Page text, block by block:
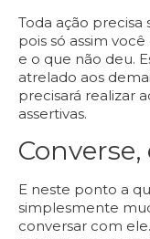
Toda ação precisa
pois só assim
e o que não deu.
atrelado aos
precisará realizar
assertivas.
E neste ponto a
simplesmente
conversar com